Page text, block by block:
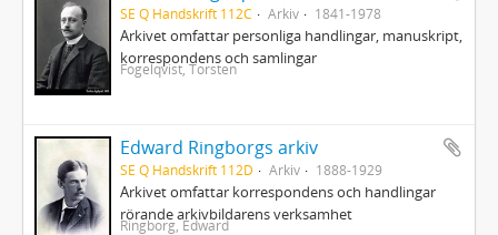
SE Q Handskrift 112C Arkiv 1841-1978
Arkivet omfattar personliga handlingar, manuskript,
korrespondens och samlingar
Fogelqvist, Torsten
Edward Ringborgs arkiv
SE Q Handskrift 112D Arkiv 1888-1929
Arkivet omfattar korrespondens och handlingar
rörande arkivbildarens verksamhet
Ringborg, Edward